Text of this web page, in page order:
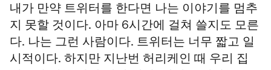
내가 만약 트위터를 한다면 나는 이야기를 멈추
지 못할 것이다. 아마 6시간에 걸쳐 쓸지도 모른
다. 나는 그런 사람이다. 트위터는 너무 짧고 일
시적이다. 하지만 지난번 허리케인 때 우리 집